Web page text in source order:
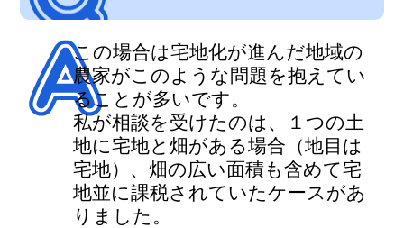
この場合は宅地化が進んだ地域の
農家がこのような問題を抱えてい
ることが多いです。
私が相談を受けたのは、１つの土
地に宅地と畑がある場合（地目は
宅地）、畑の広い面積も含めて宅
地並に課税されていたケースがあ
りました。